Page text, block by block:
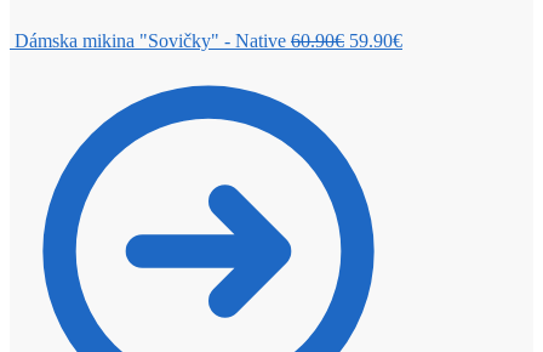
Dámska mikina "Sovičky" - Native 60.90€ 59.90€